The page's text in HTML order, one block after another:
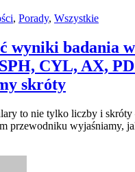
, Porady, Wszystkie
wyniki badania
CYL, AX,
skróty
to nie tylko liczby i
przewodniku wyjaśniamy,